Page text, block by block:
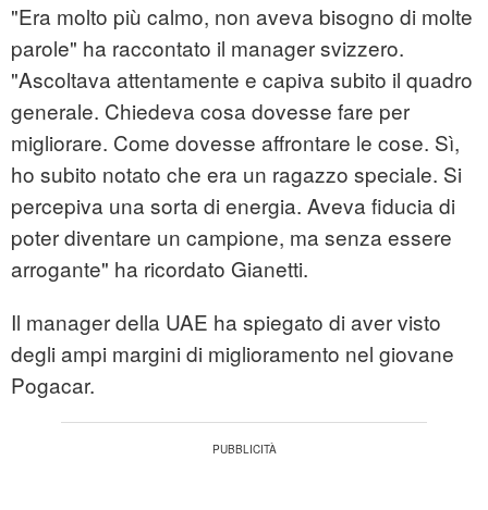
"Era molto più calmo, non aveva bisogno di molte
parole" ha raccontato il manager svizzero.
"Ascoltava attentamente e capiva subito il quadro
generale. Chiedeva cosa dovesse fare per
migliorare. Come dovesse affrontare le cose. Sì,
ho subito notato che era un ragazzo speciale. Si
percepiva una sorta di energia. Aveva fiducia di
poter diventare un campione, ma senza essere
arrogante" ha ricordato Gianetti.
Il manager della UAE ha spiegato di aver visto
degli ampi margini di miglioramento nel giovane
Pogacar.